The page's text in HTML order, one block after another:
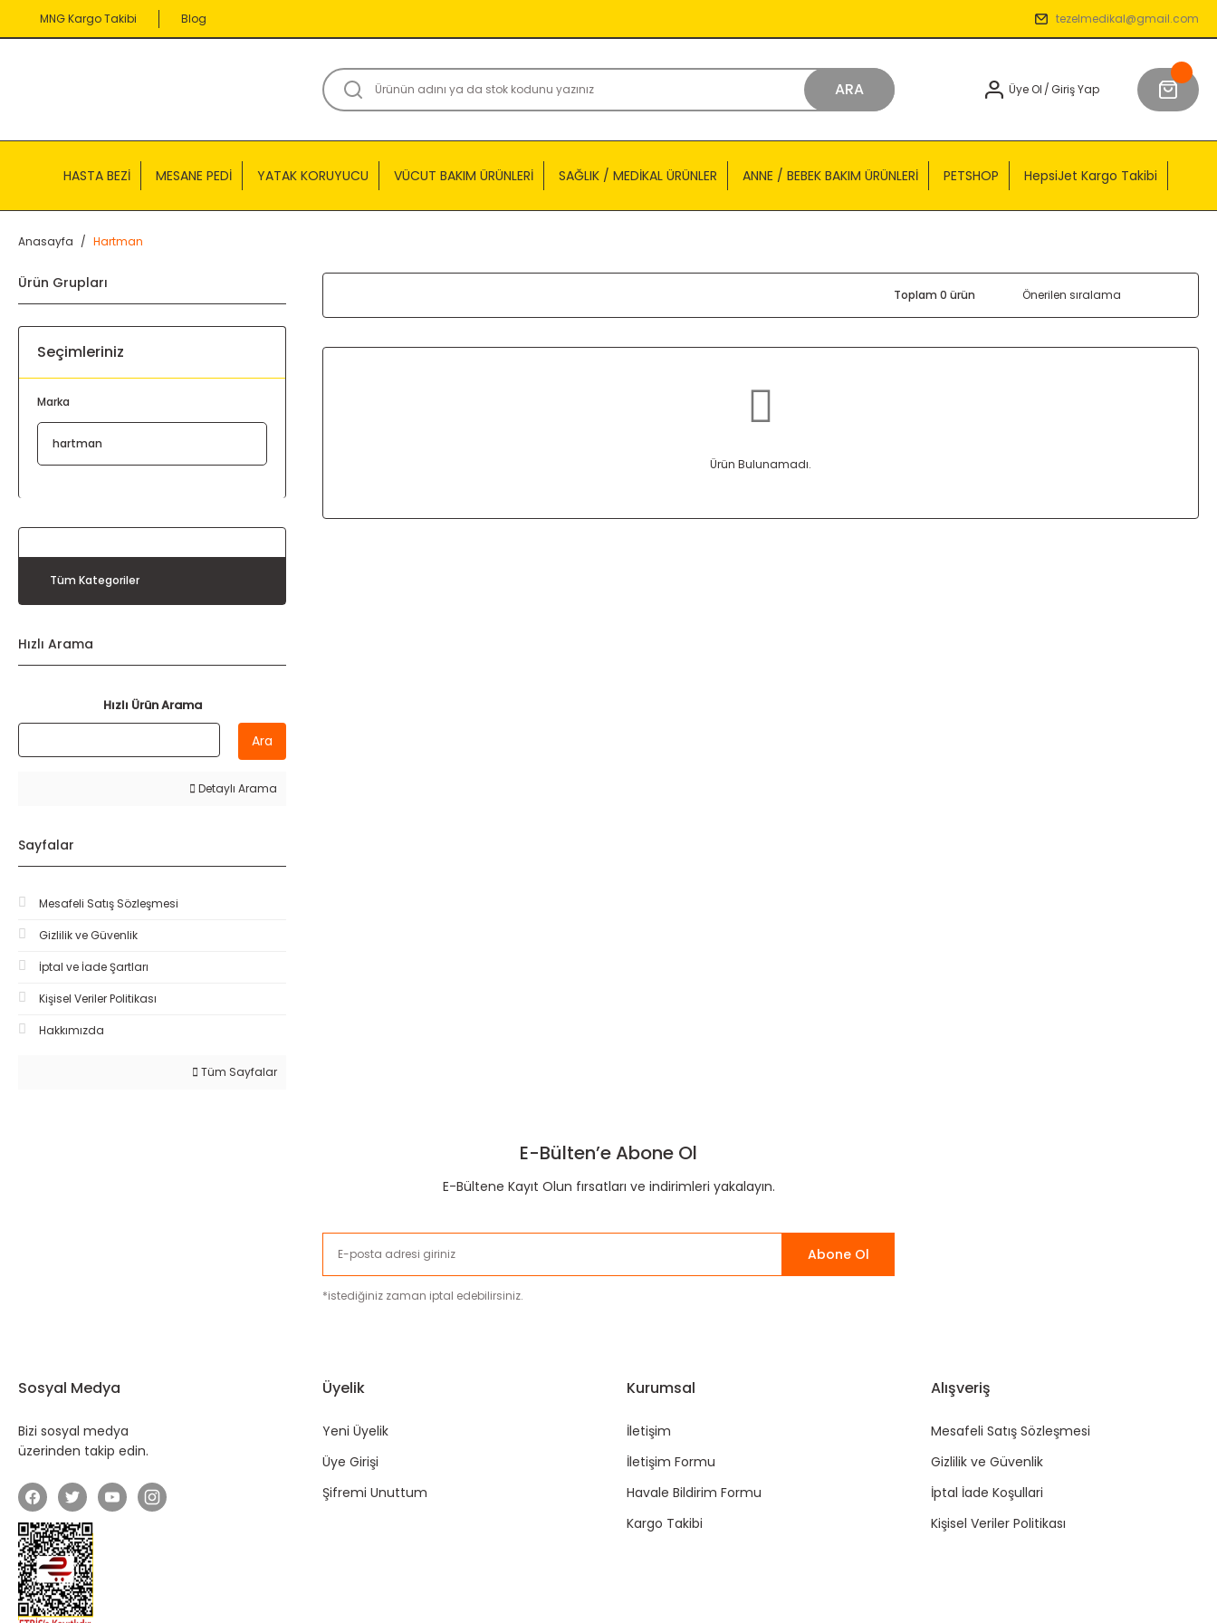
MNG Kargo Takibi Blog tezelmedikal@gmail.com
ARA Üye Ol /Giriş Yap
HASTA BEZİ MESANE PEDİ YATAK KORUYUCU VÜCUT BAKIM ÜRÜNLERİ SAĞLIK / MEDİKAL ÜRÜNLER ANNE / BEBEK BAKIM ÜRÜNLERİ PETSHOP HepsiJet Kargo Takibi
Anasayfa Hartman
Ürün Grupları
Seçimleriniz
Marka
hartman
Tüm Kategoriler
Hızlı Arama
Hızlı Ürün Arama
Ara
Detaylı Arama
Sayfalar
Mesafeli Satış Sözleşmesi
Gizlilik ve Güvenlik
İptal ve İade Şartları
Kişisel Veriler Politikası
Hakkımızda
Tüm Sayfalar
Toplam 0 ürün
Ürün Bulunamadı.
E-Bülten’e Abone Ol
E-Bültene Kayıt Olun fırsatları ve indirimleri yakalayın.
Abone Ol
*istediğiniz zaman iptal edebilirsiniz.
Sosyal Medya
Bizi sosyal medya
üzerinden takip edin.
Üyelik
Yeni Üyelik
Üye Girişi
Şifremi Unuttum
Kurumsal
İletişim
İletişim Formu
Havale Bildirim Formu
Kargo Takibi
Alışveriş
Mesafeli Satış Sözleşmesi
Gizlilik ve Güvenlik
İptal İade Koşullari
Kişisel Veriler Politikası